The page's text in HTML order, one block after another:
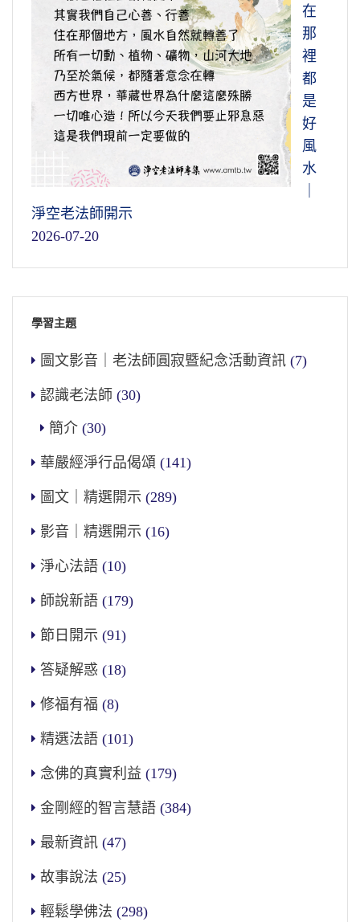
在
那
裡
都
是
好
風
水
淨空老法師開示
2026-07-20
學習主題
圖文影音｜老法師圓寂暨紀念活動資訊 (7)
認識老法師 (30)
簡介 (30)
華嚴經淨行品偈頌 (141)
圖文｜精選開示 (289)
影音｜精選開示 (16)
淨心法語 (10)
師說新語 (179)
節日開示 (91)
答疑解惑 (18)
修福有福 (8)
精選法語 (101)
念佛的真實利益 (179)
金剛經的智言慧語 (384)
最新資訊 (47)
故事說法 (25)
輕鬆學佛法 (298)